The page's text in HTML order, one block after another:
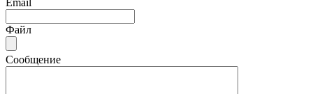
Email
Файл
Сообщение